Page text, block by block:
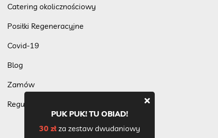
Catering okolicznościowy
Posiłki Regeneracyjne
Covid-19
Blog
Zamów
Regulamin programu lojalnościowego
PUK PUK! TU OBIAD!
30 zł za zestaw dwudaniowy